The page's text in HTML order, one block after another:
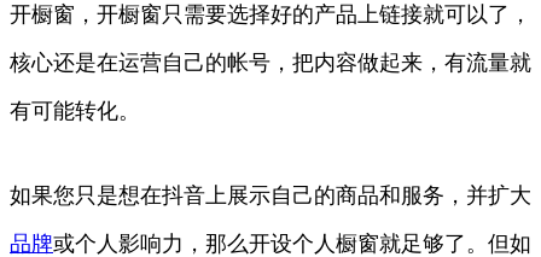
开橱窗，开橱窗只需要选择好的产品上链接就可以了，
核心还是在运营自己的帐号，把内容做起来，有流量就
有可能转化。
如果您只是想在抖音上展示自己的商品和服务，并扩大
品牌或个人影响力，那么开设个人橱窗就足够了。但如